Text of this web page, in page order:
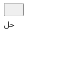
حل